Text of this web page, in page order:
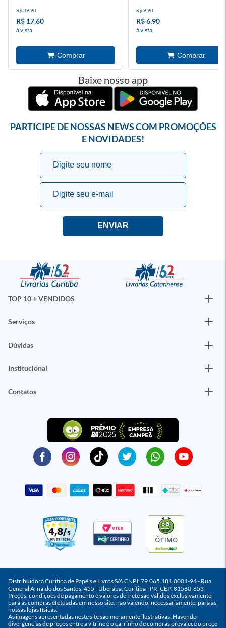
R$ 39,90
R$ 17,60
à vista
R$ 9,90
R$ 6,90
à vista
Baixe nosso app
PARTICIPE DE NOSSAS NEWS COM PROMOÇÕES
E NOVIDADES!
TOP 10 + VENDIDOS
Serviços
Dúvidas
Institucional
Contatos
ÓTIMO
Distribuidora Curitiba de Papéis e Livros S/A CNPJ: 79.065.181.0001-94 - Rua
General Arnaldo dos Santos, 455 - Uberaba, Curitiba - PR, CEP: 81560-653
Preços, condições de pagamento e valores de frete são válidos exclusivamente
para as compras efetuadas em nosso site, não valendo, necessariamente, para as
nossas lojas físicas.
As imagens apresentadas neste site são meramente ilustrativas. Havendo
divergências de preços entre a vitrine e o carrinho de compras prevalece o preço